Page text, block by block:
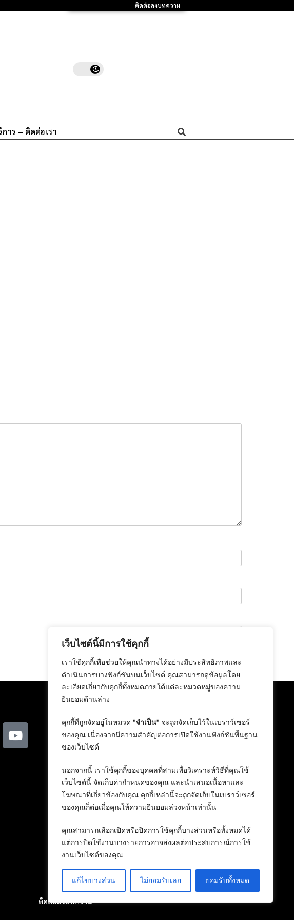
เว็บไซต์นี้มีการใช้คุกกี้
เราใช้คุกกี้เพื่อช่วยให้คุณนำทางได้อย่างมีประสิทธิภาพและ
ดำเนินการบางฟังก์ชันบนเว็บไซต์ คุณสามารถดูข้อมูลโดย
ละเอียดเกี่ยวกับคุกกี้ทั้งหมดภายใต้แต่ละหมวดหมู่ของความ
ยินยอมด้านล่าง
คุกกี้ที่ถูกจัดอยู่ในหมวด "จำเป็น" จะถูกจัดเก็บไว้ในเบราว์เซอร์
ของคุณ เนื่องจากมีความสำคัญต่อการเปิดใช้งานฟังก์ชันพื้นฐาน
ของเว็บไซต์
นอกจากนี้ เราใช้คุกกี้ของบุคคลที่สามเพื่อวิเคราะห์วิธีที่คุณใช้
เว็บไซต์นี้ จัดเก็บค่ากำหนดของคุณ และนำเสนอเนื้อหาและ
โฆษณาที่เกี่ยวข้องกับคุณ คุกกี้เหล่านี้จะถูกจัดเก็บในเบราว์เซอร์
ของคุณก็ต่อเมื่อคุณให้ความยินยอมล่วงหน้าเท่านั้น
คุณสามารถเลือกเปิดหรือปิดการใช้คุกกี้บางส่วนหรือทั้งหมดได้
แต่การปิดใช้งานบางรายการอาจส่งผลต่อประสบการณ์การใช้
งานเว็บไซต์ของคุณ
แก้ไขบางส่วน ไม่ยอมรับเลย ยอมรับทั้งหมด
ติดต่อลงบทความ
าร – ติดต่อเรา
ติดต่อลงบทความ